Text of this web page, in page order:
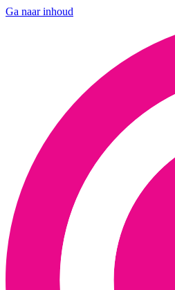
Ga naar inhoud